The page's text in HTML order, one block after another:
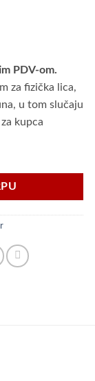
PDV-om.
za fizička lica,
u tom slučaju
kupca
2,7t BiH količina